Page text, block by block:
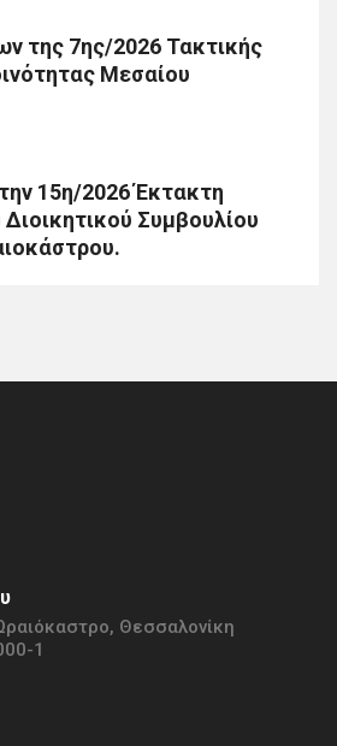
της 7ης/2026 Τακτικής
Μεσαίου
15η/2026 Έκτακτη
Συμβουλίου
Θεσσαλονίκη
1